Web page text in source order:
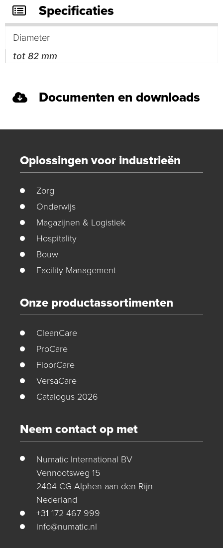
Specificaties
Diameter
tot 82 mm
Documenten en downloads
Oplossingen voor industrieën
Zorg
Onderwijs
Magazijnen & Logistiek
Hospitality
Bouw
Facility Management
Onze productassortimenten
CleanCare
ProCare
FloorCare
VersaCare
Catalogus 2026
Neem contact op met
Numatic International BV
Vennootsweg 15
2404 CG Alphen aan den Rijn
Nederland
+31 172 467 999
info@numatic.nl